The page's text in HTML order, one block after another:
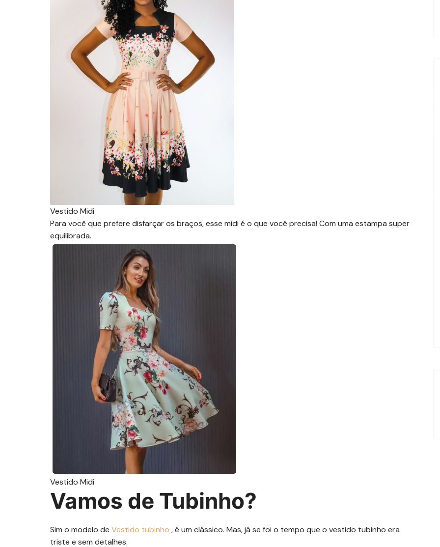
Vestido Midi
Para você que prefere disfarçar os braços, esse midi é o que você precisa! Com uma estampa super
equilibrada.
Vestido Midi
Vamos de Tubinho?
Sim o modelo de Vestido tubinho , é um clássico. Mas, já se foi o tempo que o vestido tubinho era
triste e sem detalhes.